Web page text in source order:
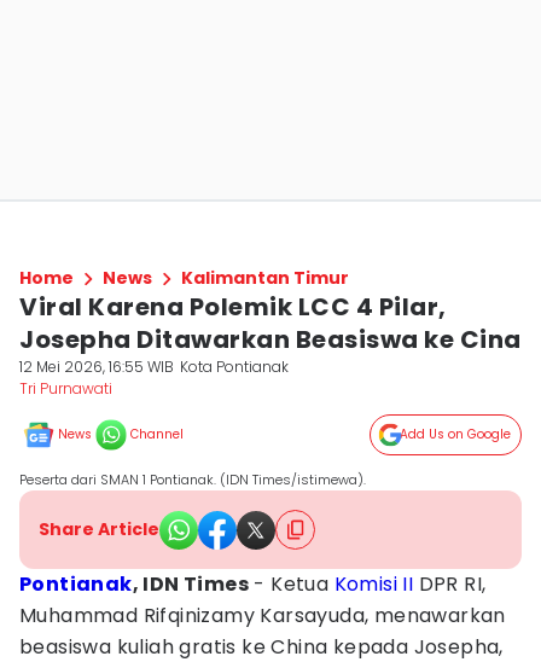
Home News Kalimantan Timur
Viral Karena Polemik LCC 4 Pilar,
Josepha Ditawarkan Beasiswa ke Cina
12 Mei 2026, 16:55 WIB Kota Pontianak
Tri Purnawati
News Channel Add Us on Google
Peserta dari SMAN 1 Pontianak. (IDN Times/istimewa).
Share Article
Pontianak, IDN Times - Ketua Komisi II DPR RI,
Muhammad Rifqinizamy Karsayuda, menawarkan
beasiswa kuliah gratis ke China kepada Josepha,